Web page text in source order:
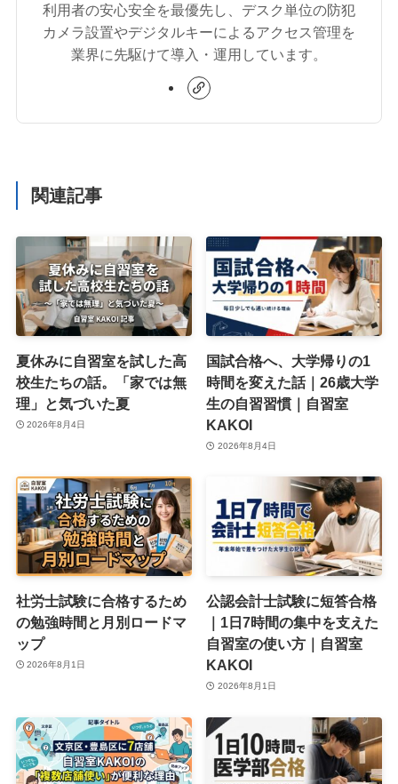
利用者の安心安全を最優先し、デスク単位の防犯
カメラ設置やデジタルキーによるアクセス管理を
業界に先駆けて導入・運用しています。
関連記事
夏休みに自習室を試した高
校生たちの話。「家では無
理」と気づいた夏
2026年8月4日
国試合格へ、大学帰りの1
時間を変えた話｜26歳大学
生の自習習慣｜自習室
KAKOI
2026年8月4日
社労士試験に合格するため
の勉強時間と月別ロードマ
ップ
2026年8月1日
公認会計士試験に短答合格
｜1日7時間の集中を支えた
自習室の使い方｜自習室
KAKOI
2026年8月1日